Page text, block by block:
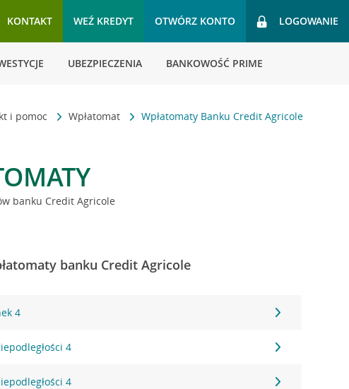
KONTAKT WEŹ KREDYT OTWÓRZ KONTO LOGOWANIE
UBEZPIECZENIA BANKOWOŚĆ PRIME
i pomoc Wpłatomat Wpłatomaty Banku Credit Agricole
banku Credit Agricole
banku Credit Agricole
4
4
4